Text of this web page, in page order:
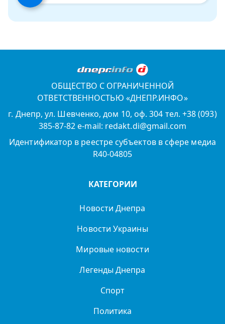
ОБЩЕСТВО С ОГРАНИЧЕННОЙ
ОТВЕТСТВЕННОСТЬЮ «ДНЕПР.ИНФО»
г. Днепр, ул. Шевченко, дом 10, оф. 304 тел. +38 (093)
385-87-82 e-mail: redakt.di@gmail.com
Идентификатор в реестре субъектов в сфере медиа
R40-04805
КАТЕГОРИИ
Новости Днепра
Новости Украины
Мировые новости
Легенды Днепра
Спорт
Политика